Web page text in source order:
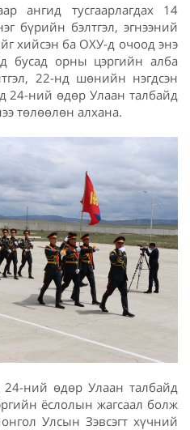
ангид тусгаарлагдах 14
бүрийн бэлтгэл, эгнээний
хийсэн ба ОХУ-д очоод энэ
бусад орны цэргийн алба
22-нд шөнийн нэгдсэн
24-ний өдөр Улаан талбайд
төлөөлөн алхана.
ний өдөр Улаан талбайд
ёслолын жагсаал болж
Улсын Зэвсэгт хүчний